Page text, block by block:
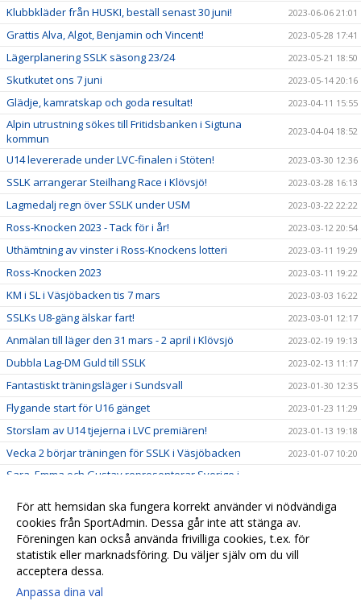
Klubbkläder från HUSKI, beställ senast 30 juni! 2023-06-06 21:01
Grattis Alva, Algot, Benjamin och Vincent! 2023-05-28 17:41
Lägerplanering SSLK säsong 23/24 2023-05-21 18:50
Skutkutet ons 7 juni 2023-05-14 20:16
Glädje, kamratskap och goda resultat! 2023-04-11 15:55
Alpin utrustning sökes till Fritidsbanken i Sigtuna
kommun
2023-04-04 18:52
U14 levererade under LVC-finalen i Stöten! 2023-03-30 12:36
SSLK arrangerar Steilhang Race i Klövsjö! 2023-03-28 16:13
Lagmedalj regn över SSLK under USM 2023-03-22 22:22
Ross-Knocken 2023 - Tack för i år! 2023-03-12 20:54
Uthämtning av vinster i Ross-Knockens lotteri 2023-03-11 19:29
Ross-Knocken 2023 2023-03-11 19:22
KM i SL i Väsjöbacken tis 7 mars 2023-03-03 16:22
SSLKs U8-gäng älskar fart! 2023-03-01 12:17
Anmälan till läger den 31 mars - 2 april i Klövsjö 2023-02-19 19:13
Dubbla Lag-DM Guld till SSLK 2023-02-13 11:17
Fantastiskt träningsläger i Sundsvall 2023-01-30 12:35
Flygande start för U16 gänget 2023-01-23 11:29
Storslam av U14 tjejerna i LVC premiären! 2023-01-13 19:18
Vecka 2 börjar träningen för SSLK i Väsjöbacken 2023-01-07 10:20
Sara, Emma och Gustav representerar Sverige i
Maria, Algot och Jonathan tilldelas årets Niklas Sköld
Stipendium
2023-01-03 15:49
Klubbkläder Huski Wear
För att hemsidan ska fungera korrekt använder vi nödvändiga
cookies från SportAdmin. Dessa går inte att stänga av.
Föreningen kan också använda frivilliga cookies, t.ex. för
statistik eller marknadsföring. Du väljer själv om du vill
acceptera dessa.
Anpassa dina val